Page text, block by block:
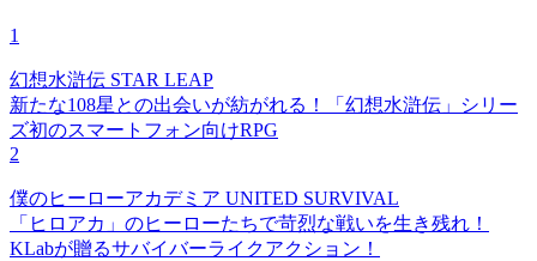
1
幻想水滸伝 STAR LEAP
新たな108星との出会いが紡がれる！「幻想水滸伝」シリー
ズ初のスマートフォン向けRPG
2
僕のヒーローアカデミア UNITED SURVIVAL
「ヒロアカ」のヒーローたちで苛烈な戦いを生き残れ！
KLabが贈るサバイバーライクアクション！